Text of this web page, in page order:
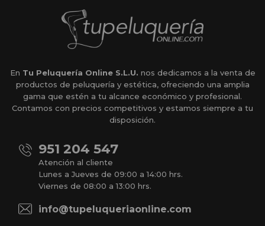
En Tu Peluquería Online S.L.U. nos dedicamos a la venta de
productos de peluquería y estética, ofreciendo una amplia
gama que estén a tu alcance económico y profesional.
Contamos con precios competitivos y estamos siempre a tu
disposición.
951 204 547
Atención al cliente
Lunes a Jueves de 09:00 a 14:00 hrs.
Viernes de 08:00 a 13:00 hrs.
info@tupeluqueriaonline.com